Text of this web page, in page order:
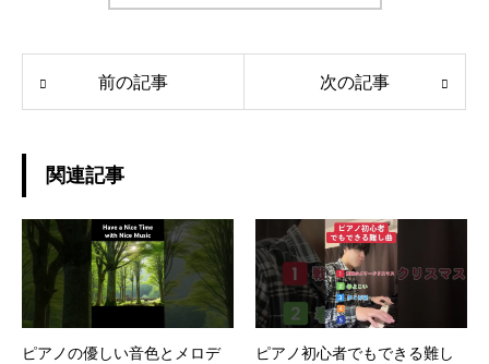
前の記事 次の記事
関連記事
ピアノの優しい音色とメロデ
ピアノ初心者でもできる難し